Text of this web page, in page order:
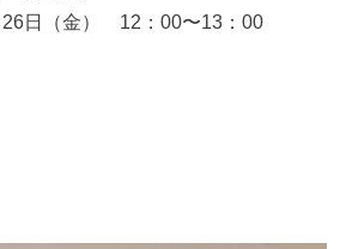
26日（金） 12：00〜13：00